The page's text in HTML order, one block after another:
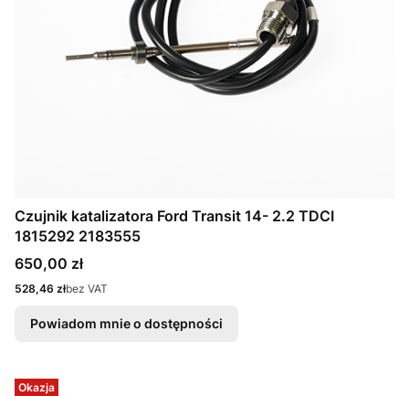
Czujnik katalizatora Ford Transit 14- 2.2 TDCI
1815292 2183555
Cena
650,00 zł
Cena
528,46 złbez VAT
Powiadom mnie o dostępności
Okazja